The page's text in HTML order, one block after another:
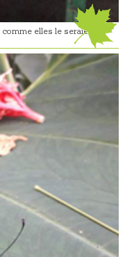
elles le seraient